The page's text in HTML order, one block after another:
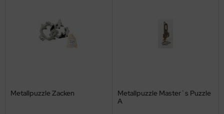
Metallpuzzle Zacken
Metallpuzzle Master`s Puzzle
A